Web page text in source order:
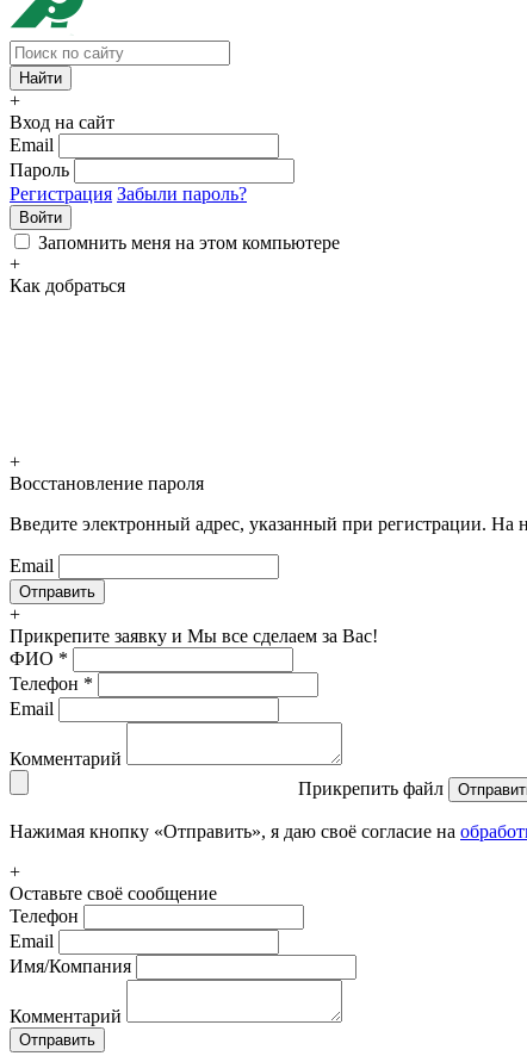
+
Вход на сайт
Email
Пароль
Регистрация Забыли пароль?
Войти
Запомнить меня на этом компьютере
+
Как добраться
+
Восстановление пароля
Введите электронный адрес, указанный при регистрации. На
Email
+
Прикрепите заявку и Мы все сделаем за Вас!
ФИО *
Телефон *
Email
Комментарий
Прикрепить файл
Нажимая кнопку «Отправить», я даю своё согласие на
+
Оставьте своё сообщение
Телефон
Email
Имя/Компания
Комментарий
Отправить